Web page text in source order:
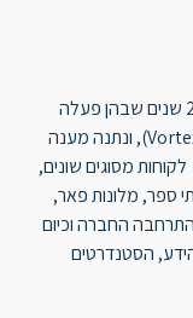
ל"סקיי פתרונות אבטחה" ניסיון של למעלה מ-21 שנים שבהן פעלה
בעיקר בארה"ב, ניו-יורק (תחת השם Vortex Security), ונתנה מענה
מקצועי בתחום האבטחה בענן ליותר מ-20,000 לקוחות מסוגים שונים,
ספר, מלונות פאר,
20 שנות פעילות, התרחבה החברה וכיום
הסטנדרטים